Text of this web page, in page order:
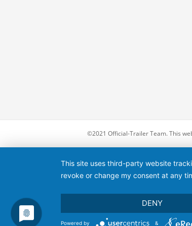
©2021 Official-Trailer Team. This
This site uses third-party website
revoke or change my consent at any
DENY
Powered by &